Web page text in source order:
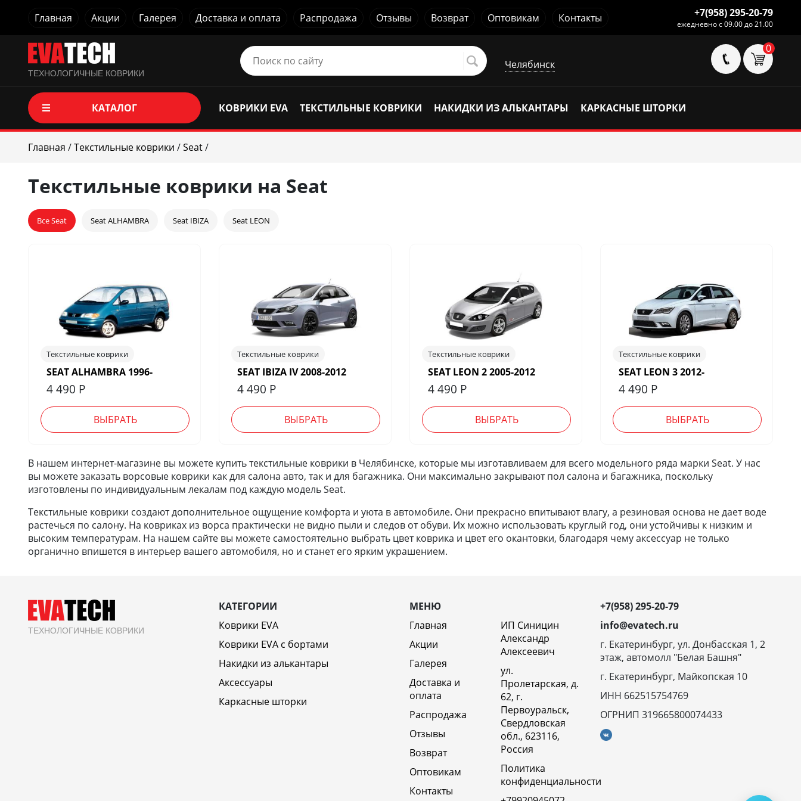
Главная Акции Галерея Доставка и оплата Распродажа Отзывы Возврат Оптовикам Контакты +7(958) 295-20-79
ежедневно с 09.00 до 21.00
ТЕХНОЛОГИЧНЫЕ КОВРИКИ
Челябинск
0
КАТАЛОГ КОВРИКИ EVA ТЕКСТИЛЬНЫЕ КОВРИКИ НАКИДКИ ИЗ АЛЬКАНТАРЫ КАРКАСНЫЕ ШТОРКИ
Главная /Текстильные коврики /Seat/
Текстильные коврики на Seat
Все Seat Seat ALHAMBRA Seat IBIZA Seat LEON
Текстильные коврики
SEAT ALHAMBRA 1996-
4 490 Р
ВЫБРАТЬ
Текстильные коврики
SEAT IBIZA IV 2008-2012
4 490 Р
ВЫБРАТЬ
Текстильные коврики
SEAT LEON 2 2005-2012
4 490 Р
ВЫБРАТЬ
Текстильные коврики
SEAT LEON 3 2012-
4 490 Р
ВЫБРАТЬ
В нашем интернет-магазине вы можете купить текстильные коврики в Челябинске, которые мы изготавливаем для всего модельного ряда марки Seat. У нас
вы можете заказать ворсовые коврики как для салона авто, так и для багажника. Они максимально закрывают пол салона и багажника, поскольку
изготовлены по индивидуальным лекалам под каждую модель Seat.
Текстильные коврики создают дополнительное ощущение комфорта и уюта в автомобиле. Они прекрасно впитывают влагу, а резиновая основа не дает воде
растечься по салону. На ковриках из ворса практически не видно пыли и следов от обуви. Их можно использовать круглый год, они устойчивы к низким и
высоким температурам. На нашем сайте вы можете самостоятельно выбрать цвет коврика и цвет его окантовки, благодаря чему аксессуар не только
органично впишется в интерьер вашего автомобиля, но и станет его ярким украшением.
ТЕХНОЛОГИЧНЫЕ КОВРИКИ
КАТЕГОРИИ
Коврики EVA
Коврики EVA c бортами
Накидки из алькантары
Аксессуары
Каркасные шторки
МЕНЮ
Главная
Акции
Галерея
Доставка и
оплата
Распродажа
Отзывы
Возврат
Оптовикам
Контакты
ИП Синицин
Александр
Алексеевич
ул.
Пролетарская, д.
62, г.
Первоуральск,
Свердловская
обл., 623116,
Россия
Политика
конфиденциальности
+7(958) 295-20-79
info@evatech.ru
г. Екатеринбург, ул. Донбасская 1, 2
этаж, автомолл "Белая Башня"
г. Екатеринбург, Майкопская 10
ИНН 662515754769
ОГРНИП 319665800074433